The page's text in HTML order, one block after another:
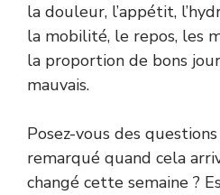
la douleur, l’appétit,
la mobilité, le repos, les
la proportion de bons
mauvais.
Posez-vous des
remarqué quand cela
changé cette semaine ?